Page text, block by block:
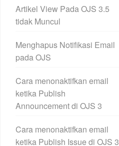
Artikel View Pada OJS 3.5
tidak Muncul
Menghapus Notifikasi Email
pada OJS
Cara menonaktifkan email
ketika Publish
Announcement di OJS 3
Cara menonaktifkan email
ketika Publish Issue di OJS 3